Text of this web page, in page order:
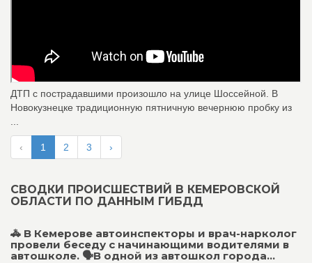
ДТП с пострадавшими произошло на улице Шоссейной. В
Новокузнецке традиционную пятничную вечернюю пробку из
‹ 1 2 3 ›
СВОДКИ ПРОИСШЕСТВИЙ В КЕМЕРОВСКОЙ
ОБЛАСТИ ПО ДАННЫМ ГИБДД
🚓 В Кемерове автоинспекторы и врач-нарколог
провели беседу с начинающими водителями в
автошколе. 🗣В одной из автошкол города...